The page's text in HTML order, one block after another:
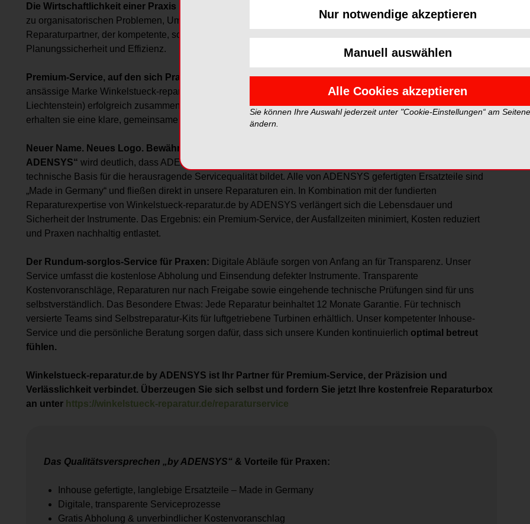
Die Wirtschaftlichkeit einer Praxis hängt wesentlich von der Funktion der Instrumente ab.
zu organisatorischen Problemen, Umsatzverlusten und zusätzlichen Kosten. Umso wichtiger ist ein
Reparaturpartner, der kompetente, schnelle und fair kalkulierte Lösungen anbietet – für eine optimale
Planungssicherheit und Effizienz.
Premium-Service, auf den sich Praxen verlassen können.Seit 2018 arbeiten die in Süddeutschland
ansässige Marke Winkelstueck-reparatur.de und die Muttergesellschaft ADENSYS (Deutschland und
Liechtenstein) erfolgreich zusammen. Bisher wurden die beiden Marken separat voneinander geführt. Nun
erhalten sie eine klare, gemeinsame Identität:
Neuer Name. Neues Logo. Bewährte Qualität
ADENSYS“ wird deutlich, dass ADENSYS als führender Entwickler und Hersteller hochwertiger Ersatzteile die
technische Basis für die herausragende Servicequalität bildet. Alle von ADENSYS gefertigten Ersatzteile sind
„Made in Germany“ und fließen direkt in unsere Reparaturen ein. In Kombination mit der fundierten
Reparaturexpertise von Winkelstueck-reparatur.de by ADENSYS verlängert sich die Lebensdauer und
Sicherheit der Instrumente. Das Ergebnis: ein Premium-Service, der Ausfallzeiten minimiert, Kosten reduziert
und Praxen nachhaltig entlastet.
Der Rundum-sorglos-Service für Praxen: Digitale Abläufe sorgen von Anfang an für Transparenz. Unser
Service umfasst die kostenlose Abholung und Einsendung defekter Instrumente. Transparente
Kostenvoranschläge, Reparaturen nur nach Freigabe sowie eingehende technische Prüfungen sind für uns
selbstverständlich. Das Besondere Etwas: Jede Reparatur beinhaltet 12 Monate Garantie. Für technisch
versierte Teams sind Selbstreparatur-Kits für luftgetriebene Turbinen erhältlich. Unser kompetenter Inhouse-
Service und die persönliche Beratung sorgen dafür, dass sich unsere Kunden kontinuierlich optimal betreut
fühlen.
Winkelstueck-reparatur.de by ADENSYS ist Ihr Partner für Premium-Service, der Präzision und
Verlässlichkeit verbindet. Überzeugen Sie sich selbst und fordern Sie jetzt Ihre kostenfreie Reparaturbox
an unter https://winkelstueck-reparatur.de/reparaturservice
Das Qualitätsversprechen „by ADENSYS“ & Vorteile für Praxen:
Inhouse gefertigte, langlebige Ersatzteile – Made in Germany
Digitale, transparente Serviceprozesse
Gratis Abholung & unverbindlicher Kostenvoranschlag
Nur notwendige akzeptieren
Manuell auswählen
Alle Cookies akzeptieren
Sie können Ihre Auswahl jederzeit unter "Cookie-Einstellungen“ am
ändern.